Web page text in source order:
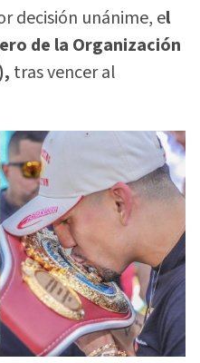
decisión unánime, el
de la Organización
tras vencer al